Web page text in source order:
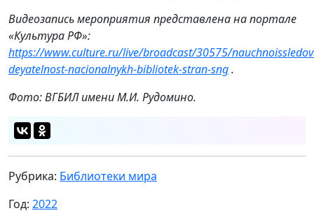
Видеозапись мероприятия представлена на портале
«Культура РФ»:
https://www.culture.ru/live/broadcast/30575/
deyatelnost-nacionalnykh-bibliotek-stran-sng.
Фото: ВГБИЛ имени М.И. Рудомино.
Рубрика: Библиотеки мира
Год: 2022